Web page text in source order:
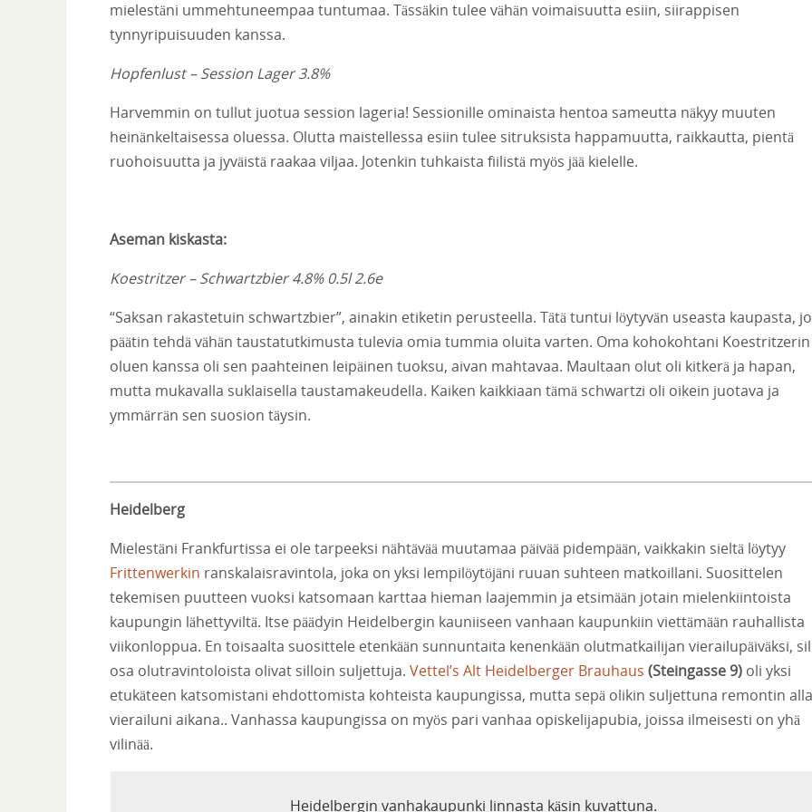
mielestäni ummehtuneempaa tuntumaa. Tässäkin tulee vähän voimaisuutta esiin, siirappisen
tynnyripuisuuden kanssa.
Hopfenlust – Session Lager 3.8%
Harvemmin on tullut juotua session lageria! Sessionille ominaista hentoa sameutta näkyy muuten
heinänkeltaisessa oluessa. Olutta maistellessa esiin tulee sitruksista happamuutta, raikkautta, pientä
ruohoisuutta ja jyväistä raakaa viljaa. Jotenkin tuhkaista fiilistä myös jää kielelle.
Aseman kiskasta:
Koestritzer – Schwartzbier 4.8% 0.5l 2.6e
“Saksan rakastetuin schwartzbier”, ainakin etiketin perusteella. Tätä tuntui löytyvän useasta kaupasta,
päätin tehdä vähän taustatutkimusta tulevia omia tummia oluita varten. Oma kohokohtani Koestritzerin
oluen kanssa oli sen paahteinen leipäinen tuoksu, aivan mahtavaa. Maultaan olut oli kitkerä ja hapan,
mutta mukavalla suklaisella taustamakeudella. Kaiken kaikkiaan tämä schwartzi oli oikein juotava ja
ymmärrän sen suosion täysin.
Heidelberg
Mielestäni Frankfurtissa ei ole tarpeeksi nähtävää muutamaa päivää pidempään, vaikkakin sieltä löytyy
Frittenwerkin ranskalaisravintola, joka on yksi lempilöytöjäni ruuan suhteen matkoillani. Suosittelen
tekemisen puutteen vuoksi katsomaan karttaa hieman laajemmin ja etsimään jotain mielenkiintoista
kaupungin lähettyviltä. Itse päädyin Heidelbergin kauniiseen vanhaan kaupunkiin viettämään rauhallista
viikonloppua. En toisaalta suosittele etenkään sunnuntaita kenenkään olutmatkailijan vierailupäiväksi,
osa olutravintoloista olivat silloin suljettuja. Vettel’s Alt Heidelberger Brauhaus (Steingasse 9) oli yksi
etukäteen katsomistani ehdottomista kohteista kaupungissa, mutta sepä olikin suljettuna remontin alla
vierailuni aikana.. Vanhassa kaupungissa on myös pari vanhaa opiskelijapubia, joissa ilmeisesti on yhä
vilinää.
Heidelbergin vanhakaupunki linnasta käsin kuvattuna.